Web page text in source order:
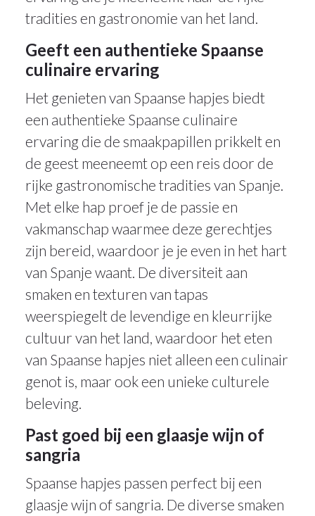
tradities en gastronomie van het land.
Geeft een authentieke Spaanse
culinaire ervaring
Het genieten van Spaanse hapjes biedt
een authentieke Spaanse culinaire
ervaring die de smaakpapillen prikkelt en
de geest meeneemt op een reis door de
rijke gastronomische tradities van Spanje.
Met elke hap proef je de passie en
vakmanschap waarmee deze gerechtjes
zijn bereid, waardoor je je even in het hart
van Spanje waant. De diversiteit aan
smaken en texturen van tapas
weerspiegelt de levendige en kleurrijke
cultuur van het land, waardoor het eten
van Spaanse hapjes niet alleen een culinair
genot is, maar ook een unieke culturele
beleving.
Past goed bij een glaasje wijn of
sangria
Spaanse hapjes passen perfect bij een
glaasje wijn of sangria. De diverse smaken